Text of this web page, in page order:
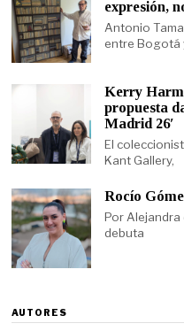
expresión,
Antonio
entre Bogotá
Kerry Harm
propuesta
Madrid 26′
El
Kant Gallery,
Rocío
Por Alejandra
debuta
AUTORES